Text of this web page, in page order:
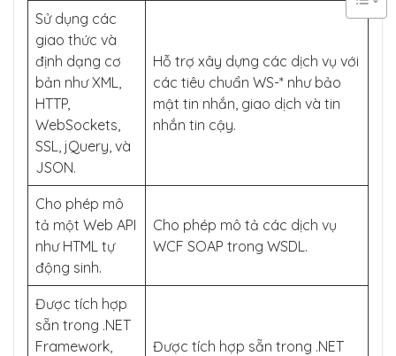
Sử dụng các
giao thức và
định dạng cơ
bản như XML,
HTTP,
WebSockets,
SSL, jQuery, và
JSON.
Hỗ trợ xây dựng các dịch vụ với
các tiêu chuẩn WS-* như bảo
mật tin nhắn, giao dịch và tin
nhắn tin cậy.
Cho phép mô
tả một Web API
như HTML tự
động sinh.
Cho phép mô tả các dịch vụ
WCF SOAP trong WSDL.
Được tích hợp
sẵn trong .NET
Framework,
Được tích hợp sẵn trong .NET